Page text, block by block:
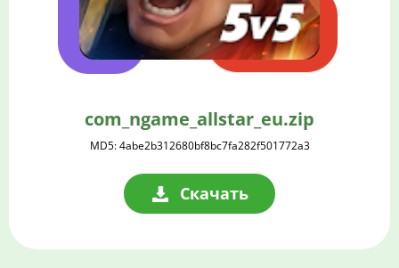
com_ngame_allstar_eu.zip
MD5: 4abe2b312680bf8bc7fa282f501772a3
Скачать